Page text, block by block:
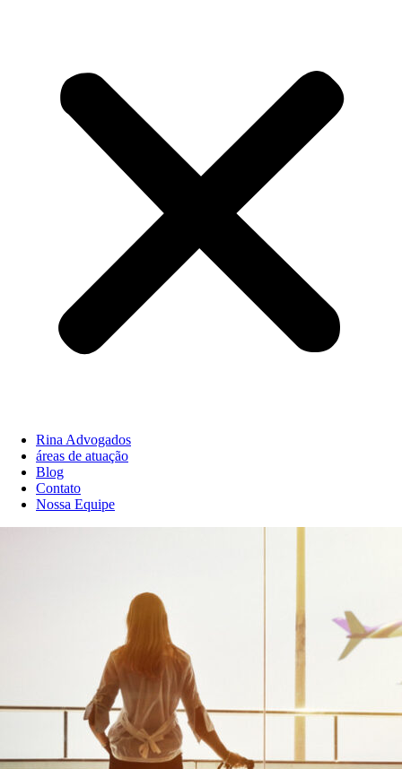
Rina Advogados
áreas de atuação
Blog
Contato
Nossa Equipe